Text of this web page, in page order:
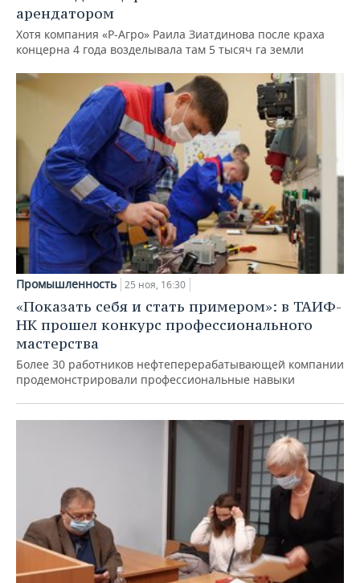
арендатором
Хотя компания «Р-Агро» Раила Зиатдинова после краха
концерна 4 года возделывала там 5 тысяч га земли
Промышленность 25 ноя, 16:30
«Показать себя и стать примером»: в ТАИФ-
НК прошел конкурс профессионального
мастерства
Более 30 работников нефтеперерабатывающей компании
продемонстрировали профессиональные навыки